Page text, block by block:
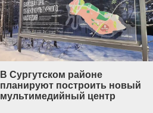
В Сургутском районе
планируют построить новый
мультимедийный центр